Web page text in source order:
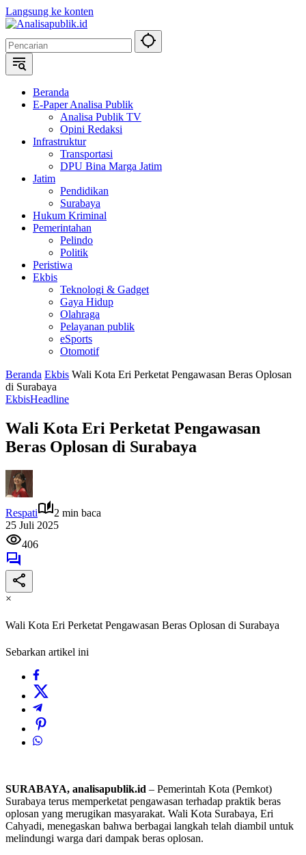
Langsung ke konten
Beranda
E-Paper Analisa Publik
Analisa Publik TV
Opini Redaksi
Infrastruktur
Transportasi
DPU Bina Marga Jatim
Jatim
Pendidikan
Surabaya
Hukum Kriminal
Pemerintahan
Pelindo
Politik
Peristiwa
Ekbis
Teknologi & Gadget
Gaya Hidup
Olahraga
Pelayanan publik
eSports
Otomotif
Beranda Ekbis Wali Kota Eri Perketat Pengawasan Beras Oplosan
di Surabaya
EkbisHeadline
Wali Kota Eri Perketat Pengawasan
Beras Oplosan di Surabaya
Respati
2 min baca
25 Juli 2025
406
×
Wali Kota Eri Perketat Pengawasan Beras Oplosan di Surabaya
Sebarkan artikel ini
SURABAYA, analisapublik.id – Pemerintah Kota (Pemkot)
Surabaya terus memperketat pengawasan terhadap praktik beras
oplosan yang merugikan masyarakat. Wali Kota Surabaya, Eri
Cahyadi, menegaskan bahwa berbagai langkah telah diambil untuk
melindungi warga dari dampak beras oplosan.